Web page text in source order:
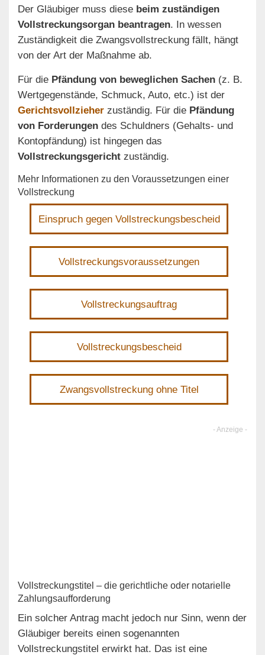
Der Gläubiger muss diese beim zuständigen
Vollstreckungsorgan beantragen. In wessen
Zuständigkeit die Zwangsvollstreckung fällt, hängt
von der Art der Maßnahme ab.
Für die Pfändung von beweglichen Sachen (z. B.
Wertgegenstände, Schmuck, Auto, etc.) ist der
Gerichtsvollzieher zuständig. Für die Pfändung
von Forderungen des Schuldners (Gehalts- und
Kontopfändung) ist hingegen das
Vollstreckungsgericht zuständig.
Mehr Informationen zu den Voraussetzungen einer
Vollstreckung
Einspruch gegen Vollstreckungsbescheid
Vollstreckungsvoraussetzungen
Vollstreckungsauftrag
Vollstreckungsbescheid
Zwangsvollstreckung ohne Titel
Vollstreckungstitel – die gerichtliche oder notarielle
Zahlungsaufforderung
Ein solcher Antrag macht jedoch nur Sinn, wenn der
Gläubiger bereits einen sogenannten
Vollstreckungstitel erwirkt hat. Das ist eine